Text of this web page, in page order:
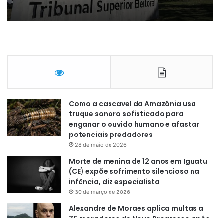
Como a cascavel da Amazônia usa
truque sonoro sofisticado para
enganar o ouvido humano e afastar
potenciais predadores
28 de maio de 2026
Morte de menina de 12 anos em Iguatu
(CE) expõe sofrimento silencioso na
infância, diz especialista
30 de março de 2026
Alexandre de Moraes aplica multas a